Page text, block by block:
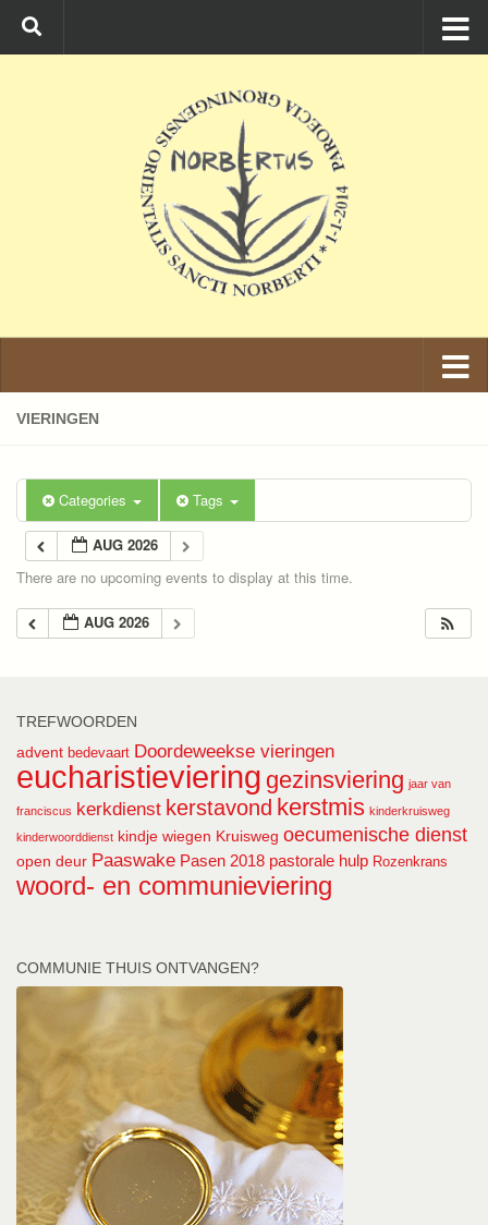
Ga naar de inhoud
VIERINGEN
Categories Tags
AUG 2026
There are no upcoming events to display at this time.
AUG 2026
TREFWOORDEN
advent bedevaart Doordeweekse vieringen
eucharistieviering gezinsviering jaar van
franciscus kerkdienst kerstavond kerstmis kinderkruisweg
kinderwoorddienst kindje wiegen Kruisweg oecumenische dienst
open deur Paaswake Pasen 2018 pastorale hulp Rozenkrans
woord- en communieviering
COMMUNIE THUIS ONTVANGEN?